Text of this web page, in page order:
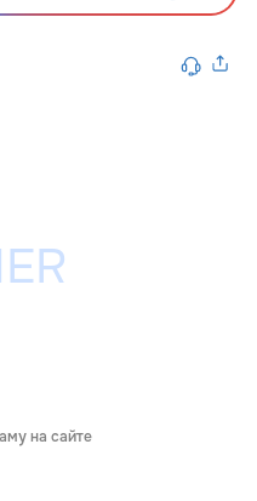
на сайте